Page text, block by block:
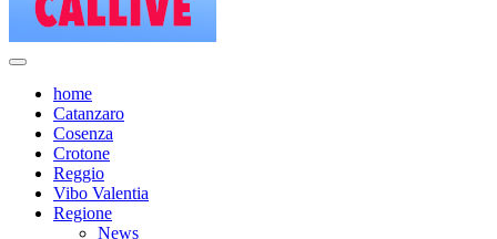
home
Catanzaro
Cosenza
Crotone
Reggio
Vibo Valentia
Regione
News